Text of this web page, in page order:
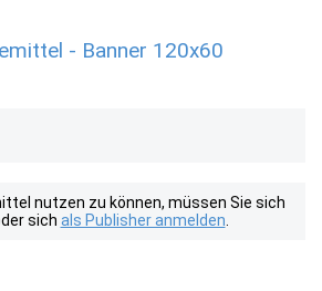
- Banner 120x60
nutzen zu können, müssen Sie sich
sich als Publisher anmelden